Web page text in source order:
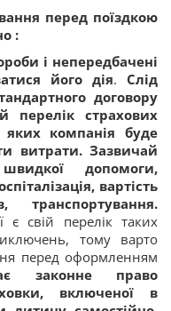
перед поїздкою
:
і непередбачені
його дія. Слід
договору
перелік страхових
яких компанія буде
витрати. Зазвичай
допомоги,
вартість
транспортування.
є свій перелік таких
тому варто
перед оформленням
законне право
включеної в